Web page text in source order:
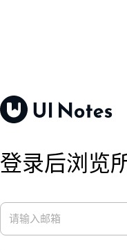
登录后浏览